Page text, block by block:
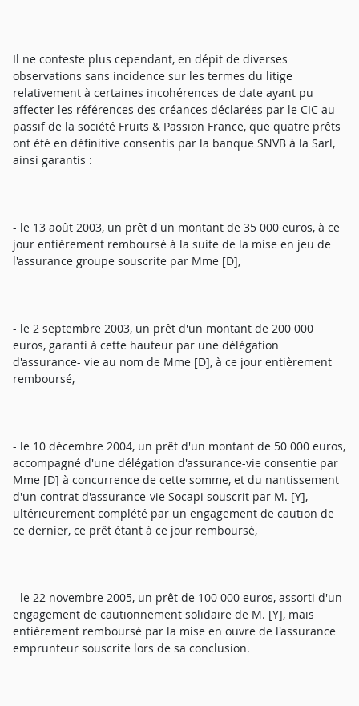
Il ne conteste plus cependant, en dépit de diverses
observations sans incidence sur les termes du litige
relativement à certaines incohérences de date ayant pu
affecter les références des créances déclarées par le CIC au
passif de la société Fruits & Passion France, que quatre prêts
ont été en définitive consentis par la banque SNVB à la Sarl,
ainsi garantis :
- le 13 août 2003, un prêt d'un montant de 35 000 euros, à ce
jour entièrement remboursé à la suite de la mise en jeu de
l'assurance groupe souscrite par Mme [D],
- le 2 septembre 2003, un prêt d'un montant de 200 000
euros, garanti à cette hauteur par une délégation
d'assurance- vie au nom de Mme [D], à ce jour entièrement
remboursé,
- le 10 décembre 2004, un prêt d'un montant de 50 000 euros,
accompagné d'une délégation d'assurance-vie consentie par
Mme [D] à concurrence de cette somme, et du nantissement
d'un contrat d'assurance-vie Socapi souscrit par M. [Y],
ultérieurement complété par un engagement de caution de
ce dernier, ce prêt étant à ce jour remboursé,
- le 22 novembre 2005, un prêt de 100 000 euros, assorti d'un
engagement de cautionnement solidaire de M. [Y], mais
entièrement remboursé par la mise en ouvre de l'assurance
emprunteur souscrite lors de sa conclusion.